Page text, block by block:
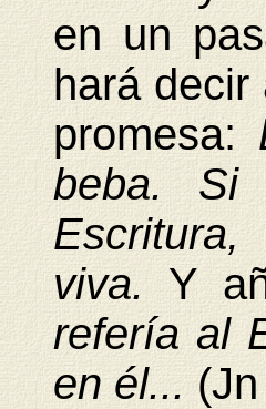
en un
hará
promesa:
beba. Si
viva. Y
refería al
en él...